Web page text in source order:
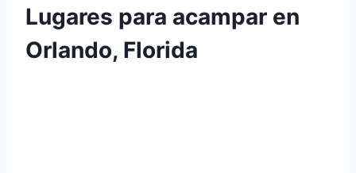
Lugares para acampar en
Orlando, Florida